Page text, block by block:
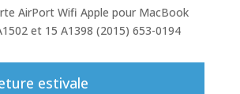
AirPort Wifi Apple pour MacBook
et 15 A1398 (2015) 653-0194
estivale